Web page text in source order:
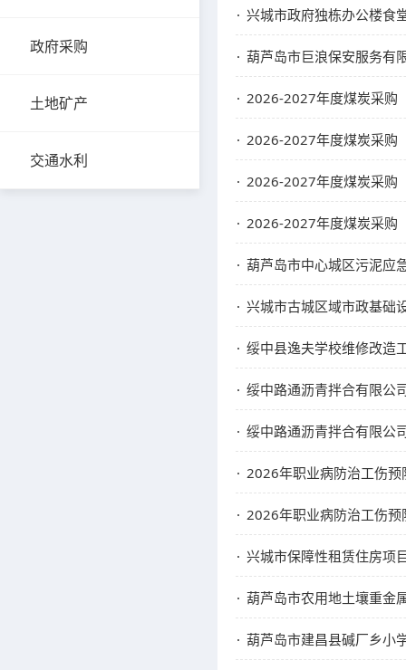
政府采购
土地矿产
交通水利
兴城市政府独栋办公楼食
葫芦岛市巨浪保安服务有
2026-2027年度煤炭采购
2026-2027年度煤炭采购
2026-2027年度煤炭采购
2026-2027年度煤炭采购
葫芦岛市中心城区污泥应
兴城市古城区域市政基础
绥中县逸夫学校维修改造
绥中路通沥青拌合有限公
绥中路通沥青拌合有限公
2026年职业病防治工伤预
2026年职业病防治工伤预
兴城市保障性租赁住房项
葫芦岛市农用地土壤重金
葫芦岛市建昌县碱厂乡小